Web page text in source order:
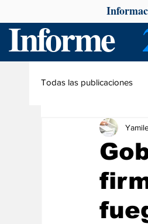
Informe
Todas las publicaciones